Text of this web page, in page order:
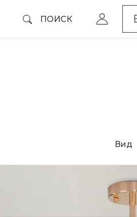
ПОИСК
Вид